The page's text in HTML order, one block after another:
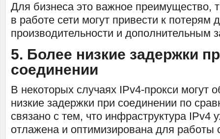
Для бизнеса это важное преимущество,
в работе сети могут привести к
производительности и дополнительным
5. Более низкие задержки
соединении
В некоторых случаях IPv4-прокси могут
низкие задержки при соединении по
связано с тем, что инфраструктура IPv4
отлажена и оптимизирована для работы